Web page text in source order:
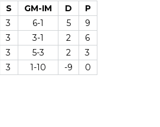
S GM-IM D
P
3 6-1 5
9
3 3-1 2
6
3 5-3 2
3
3 1-10 -9 0